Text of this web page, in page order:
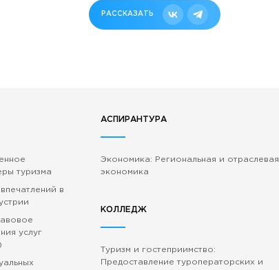
РАССКАЗАТЬ
туризма
в
услуг
АСПИРАНТУРА
Экономика: Региональная и отраслевая
экономика
КОЛЛЕДЖ
Туризм и гостеприимство:
Предоставление туроператорских и